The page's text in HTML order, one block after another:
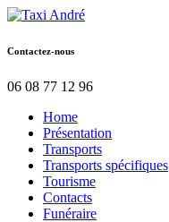
Contactez-nous
06 08 77 12 96
Home
Présentation
Transports
Transports spécifiques
Tourisme
Contacts
Funéraire